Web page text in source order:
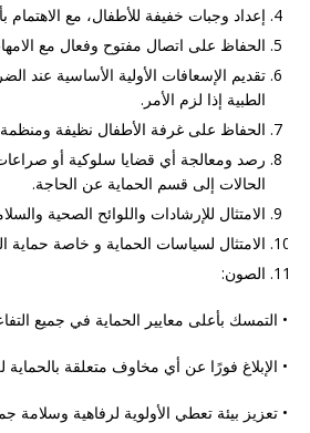
إعداد وجبات خفيفة للأطفال، مع الاهتمام
الحفاظ على اتصال مفتوح وفعال مع
تقديم الإسعافات الأولية الأساسية عند
الطبية إذا لزم الأمر .
الحفاظ على غرفة الأطفال نظيفة ومنظمة
رصد ومعالجة أي قضايا سلوكية أو
الحالات إلى قسم الحماية عن الحاجة.
الامتثال للإرشادات واللوائح الصحية
الامتثال لسياسات الحماية و خاصة حماية
الصون:
• التمسك بأعلى معايير الحماية في جميع
• الإبلاغ فورًا عن أي مخاوف متعلقة بالحماية
• تعزيز بيئة تعطي الأولوية لرفاهية وسلامة